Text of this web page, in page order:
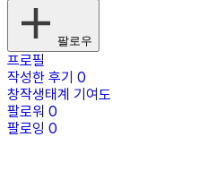
팔로우
프로필
작성한 후기 0
창작생태계 기여도
팔로워 0
팔로잉 0